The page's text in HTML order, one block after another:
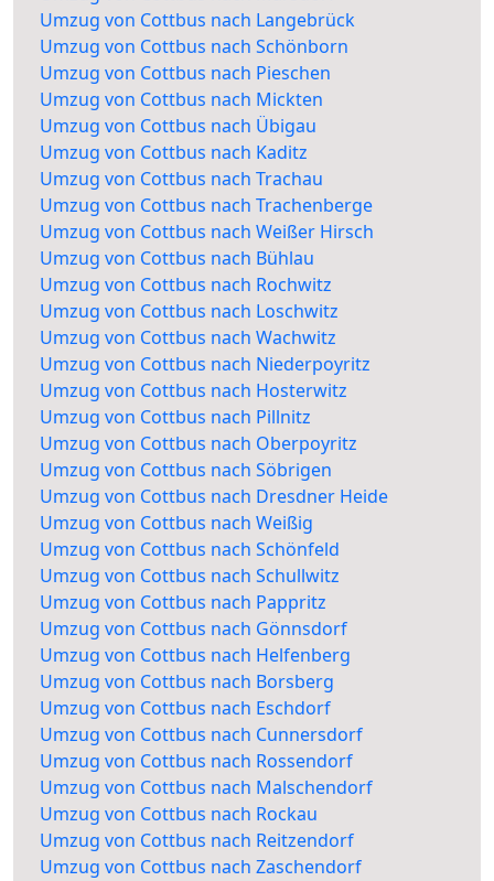
Umzug von Cottbus nach Langebrück
Umzug von Cottbus nach Schönborn
Umzug von Cottbus nach Pieschen
Umzug von Cottbus nach Mickten
Umzug von Cottbus nach Übigau
Umzug von Cottbus nach Kaditz
Umzug von Cottbus nach Trachau
Umzug von Cottbus nach Trachenberge
Umzug von Cottbus nach Weißer Hirsch
Umzug von Cottbus nach Bühlau
Umzug von Cottbus nach Rochwitz
Umzug von Cottbus nach Loschwitz
Umzug von Cottbus nach Wachwitz
Umzug von Cottbus nach Niederpoyritz
Umzug von Cottbus nach Hosterwitz
Umzug von Cottbus nach Pillnitz
Umzug von Cottbus nach Oberpoyritz
Umzug von Cottbus nach Söbrigen
Umzug von Cottbus nach Dresdner Heide
Umzug von Cottbus nach Weißig
Umzug von Cottbus nach Schönfeld
Umzug von Cottbus nach Schullwitz
Umzug von Cottbus nach Pappritz
Umzug von Cottbus nach Gönnsdorf
Umzug von Cottbus nach Helfenberg
Umzug von Cottbus nach Borsberg
Umzug von Cottbus nach Eschdorf
Umzug von Cottbus nach Cunnersdorf
Umzug von Cottbus nach Rossendorf
Umzug von Cottbus nach Malschendorf
Umzug von Cottbus nach Rockau
Umzug von Cottbus nach Reitzendorf
Umzug von Cottbus nach Zaschendorf